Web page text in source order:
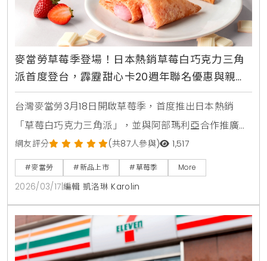
麥當勞草莓季登場！日本熱銷草莓白巧克力三角
派首度登台，霹靂甜心卡20週年聯名優惠與親子
體驗活動整理
台灣麥當勞3月18日開啟草莓季，首度推出日本熱銷
「草莓白巧克力三角派」，並與阿部瑪利亞合作推廣。
此外，2026年「霹靂甜心卡」同步開賣，聯名素還真
等經典角色並新增金選咖啡優惠，兒童節更有麥麥共讀
月親子活動。
網友評分 (共87人參與) 1,517
#麥當勞 #新品上市 #草莓季 More
2026/03/17 編輯 凱洛琳 Karolin